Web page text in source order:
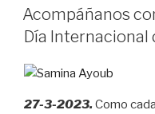
(70)”
EL
Acompáñanos
Día Internacional
27-3-2023. Como